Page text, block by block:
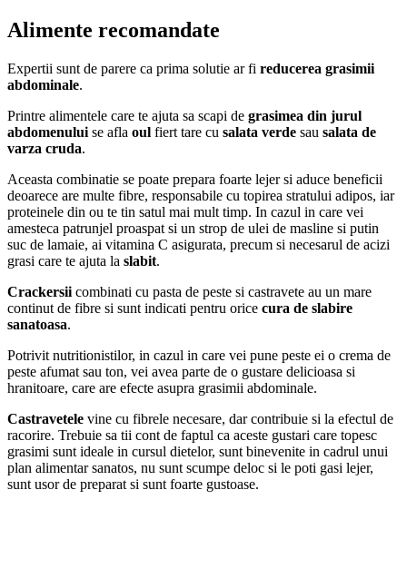
Alimente recomandate
Expertii sunt de parere ca prima solutie ar fi reducerea grasimii
abdominale.
Printre alimentele care te ajuta sa scapi de grasimea din jurul
abdomenului se afla oul fiert tare cu salata verde sau salata de
varza cruda.
Aceasta combinatie se poate prepara foarte lejer si aduce beneficii
deoarece are multe fibre, responsabile cu topirea stratului adipos, iar
proteinele din ou te tin satul mai mult timp. In cazul in care vei
amesteca patrunjel proaspat si un strop de ulei de masline si putin
suc de lamaie, ai vitamina C asigurata, precum si necesarul de acizi
grasi care te ajuta la slabit.
Crackersii combinati cu pasta de peste si castravete au un mare
continut de fibre si sunt indicati pentru orice cura de slabire
sanatoasa.
Potrivit nutritionistilor, in cazul in care vei pune peste ei o crema de
peste afumat sau ton, vei avea parte de o gustare delicioasa si
hranitoare, care are efecte asupra grasimii abdominale.
Castravetele vine cu fibrele necesare, dar contribuie si la efectul de
racorire. Trebuie sa tii cont de faptul ca aceste gustari care topesc
grasimi sunt ideale in cursul dietelor, sunt binevenite in cadrul unui
plan alimentar sanatos, nu sunt scumpe deloc si le poti gasi lejer,
sunt usor de preparat si sunt foarte gustoase.